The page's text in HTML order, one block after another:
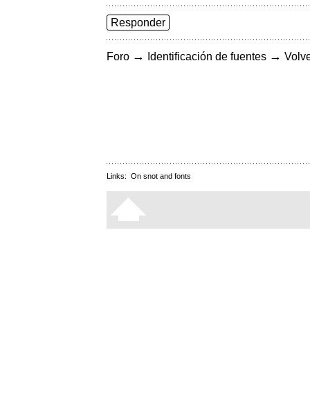
Responder
Foro → Identificación de fuentes →
Links: On snot and fonts